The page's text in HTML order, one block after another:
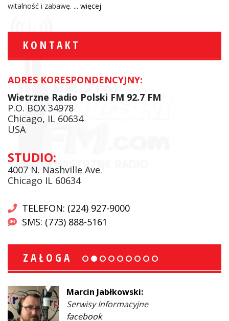
witalność i zabawę. ... więcej
KONTAKT
ADRES KORESPONDENCYJNY:
Wietrzne Radio Polski FM 92.7 FM
P.O. BOX 34978
Chicago, IL 60634
USA
STUDIO:
4007 N. Nashville Ave.
Chicago IL 60634
TELEFON: (224) 927-9000
SMS: (773) 888-5161
ZAŁOGA
Marcin Jabłkowski:
Serwisy Informacyjne
facebook